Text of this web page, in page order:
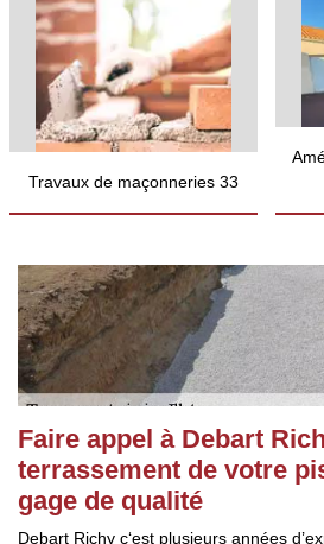
Travaux de maçonneries 33
Faire appel à Debart
terrassement de votre
gage de qualité
Debart Richy c‘est plusieurs années